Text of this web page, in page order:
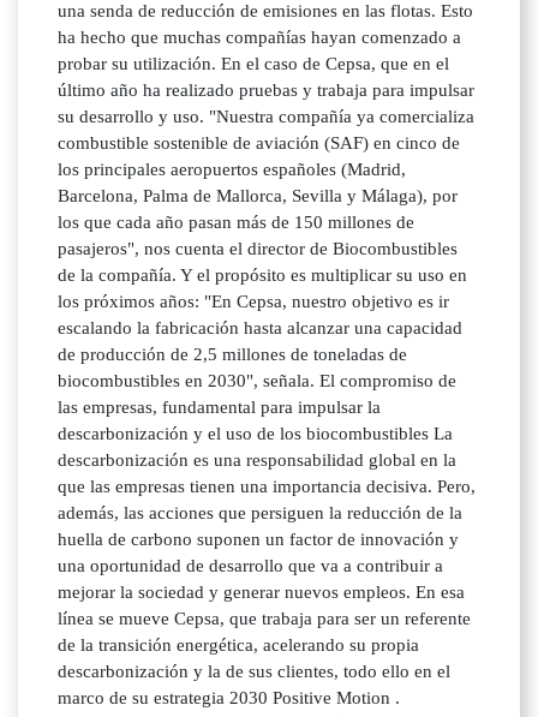
una senda de reducción de emisiones en las flotas. Esto
ha hecho que muchas compañías hayan comenzado a
probar su utilización. En el caso de Cepsa, que en el
último año ha realizado pruebas y trabaja para impulsar
su desarrollo y uso. "Nuestra compañía ya comercializa
combustible sostenible de aviación (SAF) en cinco de
los principales aeropuertos españoles (Madrid,
Barcelona, Palma de Mallorca, Sevilla y Málaga), por
los que cada año pasan más de 150 millones de
pasajeros", nos cuenta el director de Biocombustibles
de la compañía. Y el propósito es multiplicar su uso en
los próximos años: "En Cepsa, nuestro objetivo es ir
escalando la fabricación hasta alcanzar una capacidad
de producción de 2,5 millones de toneladas de
biocombustibles en 2030", señala. El compromiso de
las empresas, fundamental para impulsar la
descarbonización y el uso de los biocombustibles La
descarbonización es una responsabilidad global en la
que las empresas tienen una importancia decisiva. Pero,
además, las acciones que persiguen la reducción de la
huella de carbono suponen un factor de innovación y
una oportunidad de desarrollo que va a contribuir a
mejorar la sociedad y generar nuevos empleos. En esa
línea se mueve Cepsa, que trabaja para ser un referente
de la transición energética, acelerando su propia
descarbonización y la de sus clientes, todo ello en el
marco de su estrategia 2030 Positive Motion .